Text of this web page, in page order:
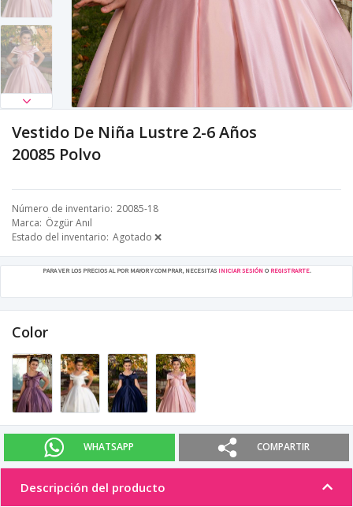
Vestido De Niña Lustre 2-6 Años
20085 Polvo
Número de inventario 20085-18
Marca Özgür Anıl
Estado del inventario Agotado ❌
PARA VER LOS PRECIOS AL POR MAYOR Y COMPRAR, NECESITAS INICIAR SESIÓNO REGISTRARTE.
Color
WHATSAPP COMPARTIR
Descripción del producto